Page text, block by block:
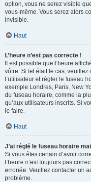
option, vous ne serez visible
vous-même. Vous serez alors
invisible.
Haut
L’heure n’est pas correcte !
Il est possible que l’heure
vôtre. Si tel était le cas,
l’utilisateur et régler le fuseau
exemple Londres, Paris, New
du fuseau horaire, comme la
qu’aux utilisateurs inscrits. Si
le faire.
Haut
J’ai réglé le fuseau horaire
Si vous êtes certain d’avoir
l’heure n’est toujours pas
erronée. Veuillez contacter un
problème.